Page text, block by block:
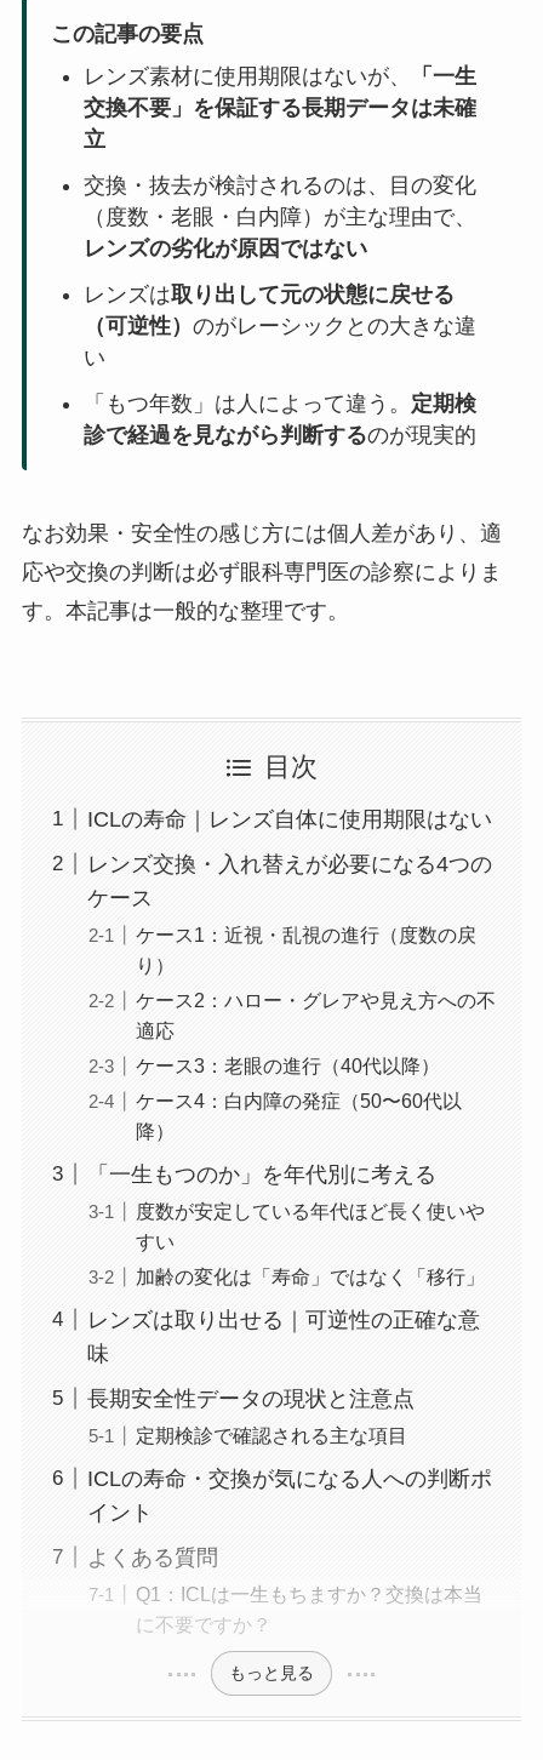
この記事の要点
レンズ素材に使用期限はないが、
「一生
交換不要」を保証する長期データは未確
立
交換・抜去が検討されるのは、目の変化
（度数・老眼・白内障）が主な理由で、
レンズの劣化が原因ではない
レンズは取り出して元の状態に戻せる
（可逆性） のがレーシックとの大きな違
い
「もつ年数」は人によって違う。 定期検
診で経過を見ながら判断するのが現実的
なお効果・安全性の感じ方には個人差があり、適
応や交換の判断は必ず眼科専門医の診察によりま
す。本記事は一般的な整理です。
目次
ICLの寿命｜レンズ自体に使用期限はない
レンズ交換・入れ替えが必要になる4つの
ケース
ケース1：近視・乱視の進行（度数の戻
り）
ケース2：ハロー・グレアや見え方への不
適応
ケース3：老眼の進行（40代以降）
ケース4：白内障の発症（50〜60代以
降）
「一生もつのか」を年代別に考える
度数が安定している年代ほど長く使いや
すい
加齢の変化は「寿命」ではなく「移行」
レンズは取り出せる｜可逆性の正確な意
味
長期安全性データの現状と注意点
定期検診で確認される主な項目
ICLの寿命・交換が気になる人への判断ポ
イント
よくある質問
Q1：ICLは一生もちますか？交換は本当
に不要ですか？
もっと見る